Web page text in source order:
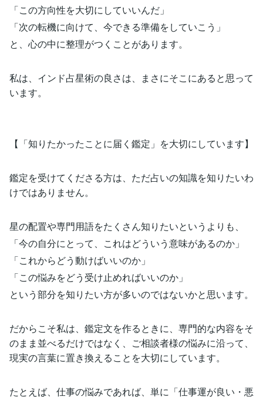
「この方向性を大切にしていいんだ」
「次の転機に向けて、今できる準備をしていこう」
と、心の中に整理がつくことがあります。
私は、インド占星術の良さは、まさにそこにあると思って
います。
【「知りたかったことに届く鑑定」を大切にしています】
鑑定を受けてくださる方は、ただ占いの知識を知りたいわ
けではありません。
星の配置や専門用語をたくさん知りたいというよりも、
「今の自分にとって、これはどういう意味があるのか」
「これからどう動けばいいのか」
「この悩みをどう受け止めればいいのか」
という部分を知りたい方が多いのではないかと思います。
だからこそ私は、鑑定文を作るときに、専門的な内容をそ
のまま並べるだけではなく、ご相談者様の悩みに沿って、
現実の言葉に置き換えることを大切にしています。
たとえば、仕事の悩みであれば、単に「仕事運が良い・悪